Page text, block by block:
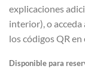
explicaciones
interior), o
los códigos QR en
Disponible para